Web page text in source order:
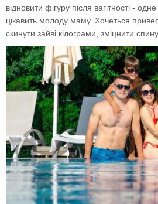
відновити фігуру після вагітності -
цікавить молоду маму. Хочеться
скинути зайві кілограми, зміцнити спину